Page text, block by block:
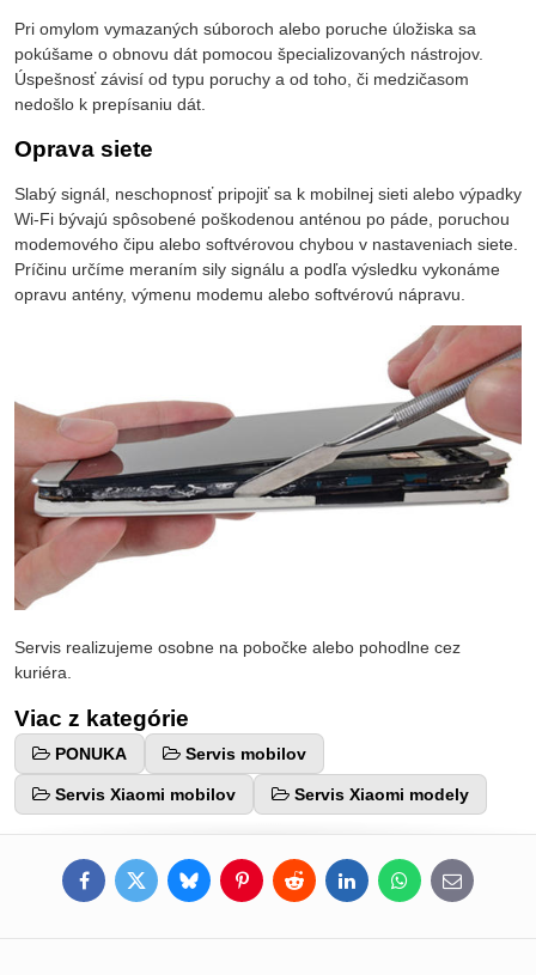
Pri omylom vymazaných súboroch alebo poruche úložiska sa
pokúšame o obnovu dát pomocou špecializovaných nástrojov.
Úspešnosť závisí od typu poruchy a od toho, či medzičasom
nedošlo k prepísaniu dát.
Oprava siete
Slabý signál, neschopnosť pripojiť sa k mobilnej sieti alebo výpadky
Wi-Fi bývajú spôsobené poškodenou anténou po páde, poruchou
modemového čipu alebo softvérovou chybou v nastaveniach siete.
Príčinu určíme meraním sily signálu a podľa výsledku vykonáme
opravu antény, výmenu modemu alebo softvérovú nápravu.
Servis realizujeme osobne na pobočke alebo pohodlne cez
kuriéra.
Viac z kategórie
PONUKA Servis mobilov
Servis Xiaomi mobilov Servis Xiaomi modely
FacebookTwitterBlueskyPinterestRedditLinkedInWhatsApp
E-
mail